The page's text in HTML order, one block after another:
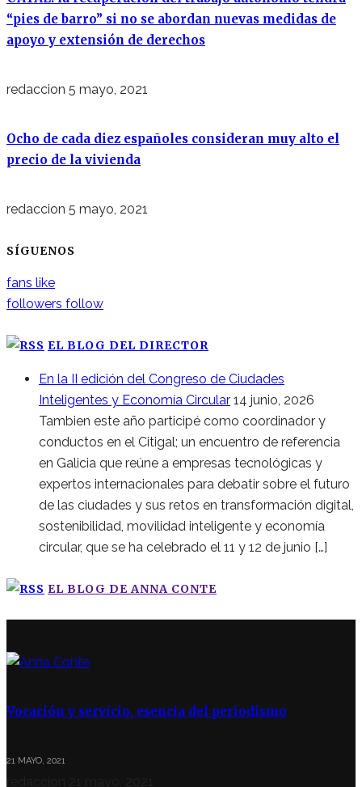
“pies de barro” si no se abordan nuevas medidas de
apoyo y extensión de derechos
redaccion 5 mayo, 2021
Ocho de cada diez españoles consideran muy alto el
precio de la vivienda
redaccion 5 mayo, 2021
SÍGUENOS
fans like
followers follow
EL BLOG DEL DIRECTOR
En la II edición del Congreso de Ciudades
Inteligentes y Economía Circular 14 junio, 2026
Tambien este año participé como coordinador y
conductos en el Citigal; un encuentro de referencia
en Galicia que reúne a empresas tecnológicas y
expertos internacionales para debatir sobre el futuro
de las ciudades y sus retos en transformación digital,
sostenibilidad, movilidad inteligente y economía
circular, que se ha celebrado el 11 y 12 de junio […]
EL BLOG DE ANNA CONTE
Vocación y servicio, esencia del periodismo
21 MAYO, 2021